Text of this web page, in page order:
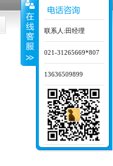
联系人:田经理
021-31265669*807
13636509899